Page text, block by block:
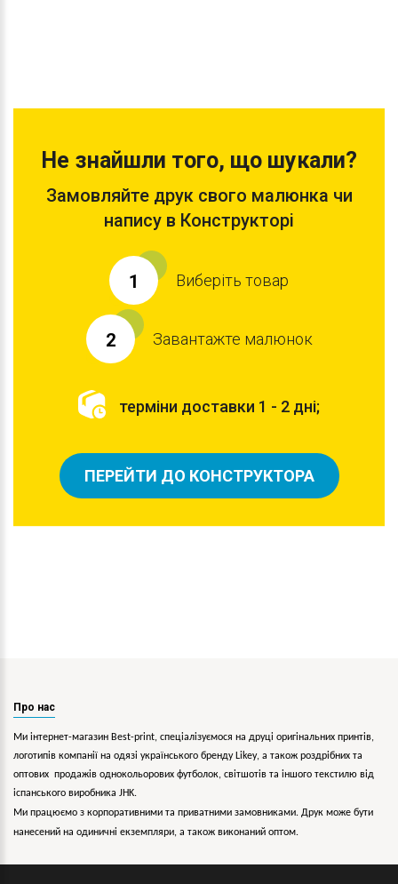
Не знайшли того, що шукали?
Замовляйте друк свого малюнка чи
напису в Конструкторі
1 Виберіть товар
2 Завантажте малюнок
терміни доставки 1 - 2 дні;
ПЕРЕЙТИ ДО КОНСТРУКТОРА
Про нас
Ми інтернет-магазин Best-print, спеціалізуємося на друці оригінальних принтів,
логотипів компанії на одязі українського бренду Likey, а також роздрібних та
оптових продажів однокольорових футболок, світшотів та іншого текстилю від
іспанського виробника JHK.
Ми працюємо з корпоративними та приватними замовниками. Друк може бути
нанесений на одиничні екземпляри, а також виконаний оптом.